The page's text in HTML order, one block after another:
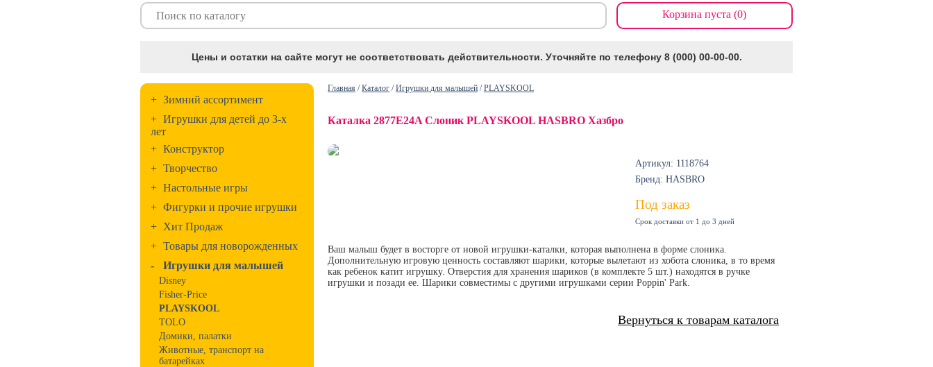
Корзина пуста (0)
Цены и остатки на сайте могут не соответствовать действительности. Уточняйте по телефону 8 (000) 00-00-00.
+ Зимний ассортимент
+ Игрушки для детей до 3-х
лет
+ Конструктор
+ Творчество
+ Настольные игры
+ Фигурки и прочие игрушки
+ Хит Продаж
+ Товары для новорожденных
-
Игрушки для малышей
Disney
Fisher-Price
PLAYSKOOL
TOLO
Домики, палатки
Животные, транспорт на
батарейках
Главная /Каталог /Игрушки для малышей /PLAYSKOOL
Каталка 2877E24A Слоник PLAYSKOOL HASBRO Хазбро
Артикул: 1118764
Бренд: HASBRO
Под заказ
Срок доставки от 1 до 3 дней
Ваш малыш будет в восторге от новой игрушки-каталки, которая выполнена в форме слоника.
Дополнительную игровую ценность составляют шарики, которые вылетают из хобота слоника, в то время
как ребенок катит игрушку. Отверстия для хранения шариков (в комплекте 5 шт.) находятся в ручке
игрушки и позади ее. Шарики совместимы с другими игрушками серии Poppin' Park.
Вернуться к товарам каталога